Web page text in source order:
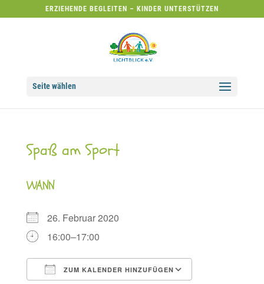
ERZIEHENDE BEGLEITEN – KINDER UNTERSTÜTZEN
Seite wählen
Spaß am Sport
WANN
26. Februar 2020
16:00–17:00
ZUM KALENDER HINZUFÜGEN